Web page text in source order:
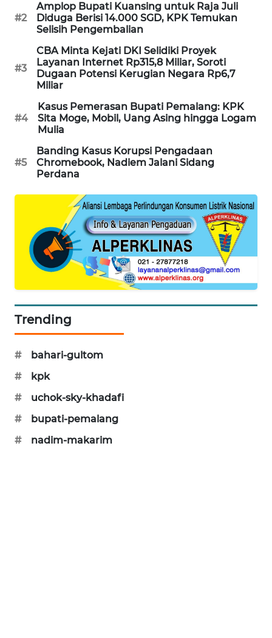
#2
Amplop Bupati Kuansing untuk Raja Juli
Diduga Berisi 14.000 SGD, KPK Temukan
Selisih Pengembalian
#3
CBA Minta Kejati DKI Selidiki Proyek
Layanan Internet Rp315,8 Miliar, Soroti
Dugaan Potensi Kerugian Negara Rp6,7
Miliar
#4
Kasus Pemerasan Bupati Pemalang: KPK
Sita Moge, Mobil, Uang Asing hingga Logam
Mulia
#5
Banding Kasus Korupsi Pengadaan
Chromebook, Nadiem Jalani Sidang
Perdana
Trending
#
bahari-gultom
#
kpk
#
uchok-sky-khadafi
#
bupati-pemalang
#
nadim-makarim
MASYARAKAT
WALINKI
ID
MAWAKA
ID
MARTABAT
NET
MKLI
PORTAL
KONSUMEN
FORWAMKI